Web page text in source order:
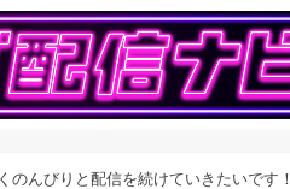
んびりと配信を続けていきたいです！